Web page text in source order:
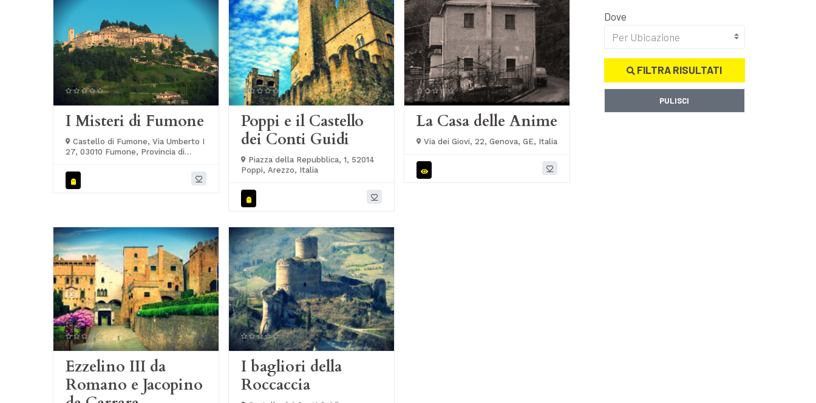
I Misteri di Fumone
Castello di Fumone, Via Umberto I
27, 03010 Fumone, Provincia di
Poppi e il Castello
dei Conti Guidi
Piazza della Repubblica, 1, 52014
Poppi, Arezzo, Italia
La Casa delle Anime
Via dei Giovi, 22, Genova, GE, Italia
Ezzelino III da
Romano e Jacopino
I bagliori della
Roccaccia
Dove
Per Ubicazione
FILTRA RISULTATI
PULISCI